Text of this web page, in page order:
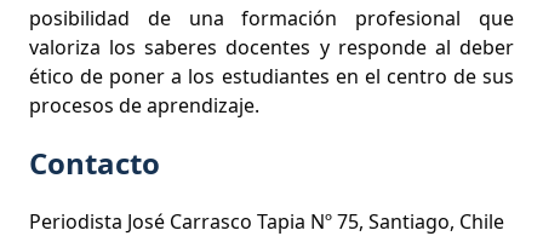
posibilidad de una formación profesional que
valoriza los saberes docentes y responde al deber
ético de poner a los estudiantes en el centro de sus
procesos de aprendizaje.
Contacto
Periodista José Carrasco Tapia Nº 75, Santiago, Chile